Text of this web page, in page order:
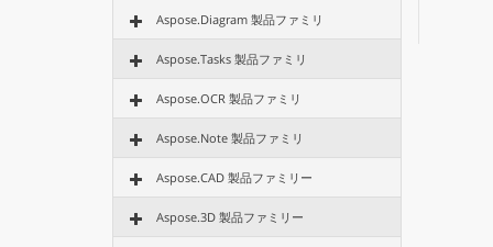
Aspose.Diagram 製品ファミリ
Aspose.Tasks 製品ファミリ
Aspose.OCR 製品ファミリ
Aspose.Note 製品ファミリ
Aspose.CAD 製品ファミリー
Aspose.3D 製品ファミリー